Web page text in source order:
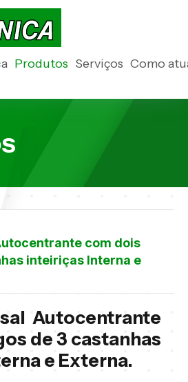
Produtos Serviços Como
com dois
inteiriças Interna e
Autocentrante
de 3 castanhas
e Externa.